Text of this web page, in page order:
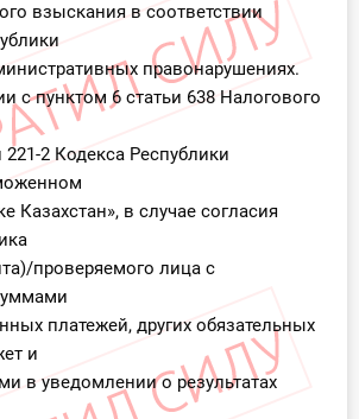
взыскания в соответствии
правонарушениях.
с пунктом 6 статьи 638 Налогового
221-2 Кодекса Республики
Казахстан», в случае согласия
проверяемого лица с
платежей, других обязательных
и
в уведомлении о результатах